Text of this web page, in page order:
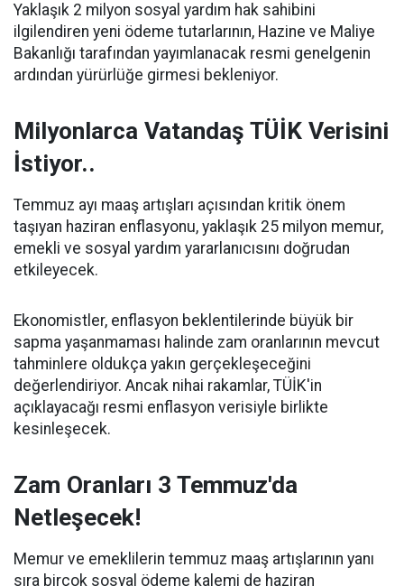
Yaklaşık 2 milyon sosyal yardım hak sahibini
ilgilendiren yeni ödeme tutarlarının, Hazine ve Maliye
Bakanlığı tarafından yayımlanacak resmi genelgenin
ardından yürürlüğe girmesi bekleniyor.
Milyonlarca Vatandaş TÜİK Verisini
İstiyor..
Temmuz ayı maaş artışları açısından kritik önem
taşıyan haziran enflasyonu, yaklaşık 25 milyon memur,
emekli ve sosyal yardım yararlanıcısını doğrudan
etkileyecek.
Ekonomistler, enflasyon beklentilerinde büyük bir
sapma yaşanmaması halinde zam oranlarının mevcut
tahminlere oldukça yakın gerçekleşeceğini
değerlendiriyor. Ancak nihai rakamlar, TÜİK'in
açıklayacağı resmi enflasyon verisiyle birlikte
kesinleşecek.
Zam Oranları 3 Temmuz'da
Netleşecek!
Memur ve emeklilerin temmuz maaş artışlarının yanı
sıra birçok sosyal ödeme kalemi de haziran